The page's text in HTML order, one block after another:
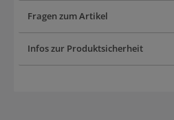
Fragen zum Artikel
Infos zur Produktsicherheit